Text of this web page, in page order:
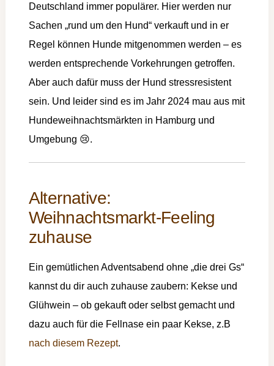
Deutschland immer populärer. Hier werden nur
Sachen „rund um den Hund“ verkauft und in er
Regel können Hunde mitgenommen werden – es
werden entsprechende Vorkehrungen getroffen.
Aber auch dafür muss der Hund stressresistent
sein. Und leider sind es im Jahr 2024 mau aus mit
Hundeweihnachtsmärkten in Hamburg und
Umgebung 😢.
Alternative:
Weihnachtsmarkt-Feeling
zuhause
Ein gemütlichen Adventsabend ohne „die drei Gs“
kannst du dir auch zuhause zaubern: Kekse und
Glühwein – ob gekauft oder selbst gemacht und
dazu auch für die Fellnase ein paar Kekse, z.B
nach diesem Rezept.